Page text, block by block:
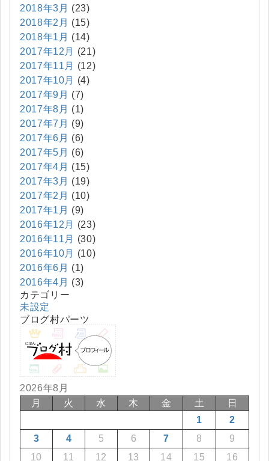
2018年3月 (23)
2018年2月 (15)
2018年1月 (14)
2017年12月
(21)
2017年11月
(12)
2017年10月
(4)
2017年9月 (7)
2017年8月 (1)
2017年7月 (9)
2017年6月 (6)
2017年5月 (6)
2017年4月 (15)
2017年3月 (19)
2017年2月 (10)
2017年1月 (9)
2016年12月
(23)
2016年11月
(30)
2016年10月
(10)
2016年6月 (1)
2016年4月 (3)
カテゴリー
未設定
ブログ村パーツ
2026年8月
月
火 水 木 金 土 日
1
2
3
4 5 6 7 8
9
10
11 12 13 14 15
16